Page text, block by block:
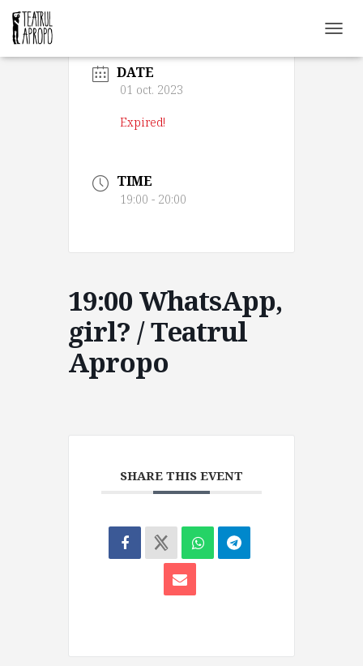
O
DATE
01 oct. 2023
Expired!
TIME
19:00 - 20:00
19:00 WhatsApp,
girl? / Teatrul
Apropo
SHARE THIS EVENT